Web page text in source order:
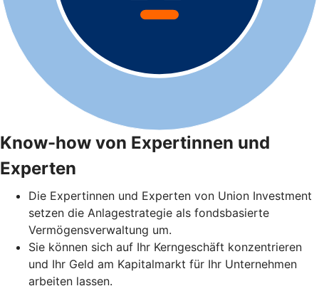
Know-how von Expertinnen und
Experten
Die Expertinnen und Experten von Union Investment
setzen die Anlagestrategie als fondsbasierte
Vermögensverwaltung um.
Sie können sich auf Ihr Kerngeschäft konzentrieren
und Ihr Geld am Kapitalmarkt für Ihr Unternehmen
arbeiten lassen.